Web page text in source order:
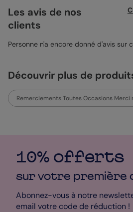
enseignant, un mentor ou un proche.
photo pour personnaliser le tout et
touchera le cœur du destinataire. Vos
Les avis de nos
clients
Personne n'a encore donné d'avis sur
Découvrir plus de
Remerciements Toutes Occasions Merci
10% offerts
sur votre première
Abonnez-vous à notre
email votre code de réduction !